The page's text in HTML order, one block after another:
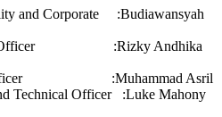
and Corporate :Budiawansyah
Officer :Rizky Andhika
Officer :Muhammad Asril
Technical Officer :Luke Mahony